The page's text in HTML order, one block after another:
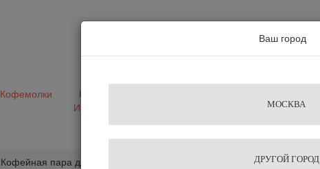
Кофемолки
Кофе&Чай
Ингредиенты
средства
Кофейная пара для капучино Verona Millecolori, желтый, 180 мл
Ваш город
МОСКВА
ДРУГОЙ ГОРОД